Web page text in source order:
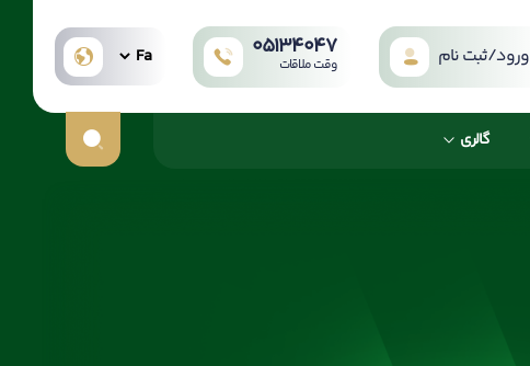
ورود/ثبت نام 05134047
وقت ملاقات
گالری